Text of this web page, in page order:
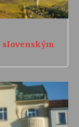
slovenským